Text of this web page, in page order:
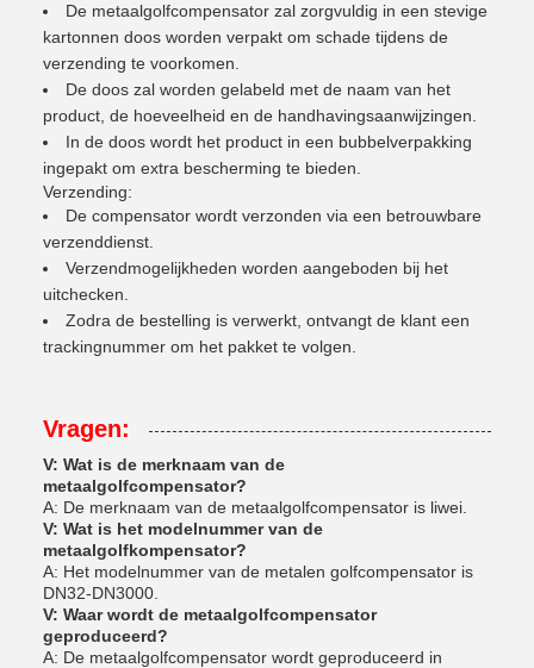
De metaalgolfcompensator zal zorgvuldig in een stevige
kartonnen doos worden verpakt om schade tijdens de
verzending te voorkomen.
De doos zal worden gelabeld met de naam van het
product, de hoeveelheid en de handhavingsaanwijzingen.
In de doos wordt het product in een bubbelverpakking
ingepakt om extra bescherming te bieden.
Verzending:
De compensator wordt verzonden via een betrouwbare
verzenddienst.
Verzendmogelijkheden worden aangeboden bij het
uitchecken.
Zodra de bestelling is verwerkt, ontvangt de klant een
trackingnummer om het pakket te volgen.
Vragen:
V: Wat is de merknaam van de
metaalgolfcompensator?
A: De merknaam van de metaalgolfcompensator is liwei.
V: Wat is het modelnummer van de
metaalgolfkompensator?
A: Het modelnummer van de metalen golfcompensator is
DN32-DN3000.
V: Waar wordt de metaalgolfcompensator
geproduceerd?
A: De metaalgolfcompensator wordt geproduceerd in